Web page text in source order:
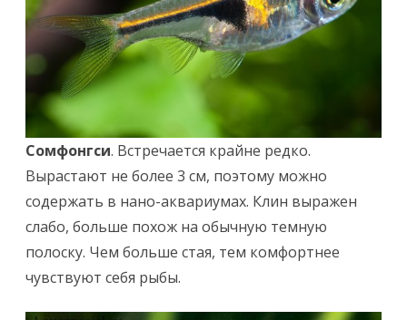
Сомфонгси. Встречается крайне редко.
Вырастают не более 3 см, поэтому можно
содержать в нано-аквариумах. Клин выражен
слабо, больше похож на обычную темную
полоску. Чем больше стая, тем комфортнее
чувствуют себя рыбы.